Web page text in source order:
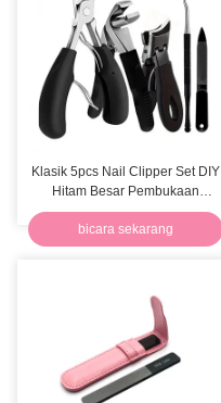
Klasik 5pcs Nail Clipper Set DIY
Hitam Besar Pembukaan
Manikur Dan Pedicure Set
bicara sekarang